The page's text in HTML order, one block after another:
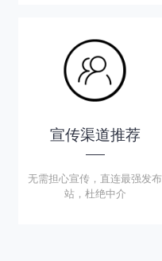
宣传渠道推荐
无需担心宣传，直连最强发布
站，杜绝中介